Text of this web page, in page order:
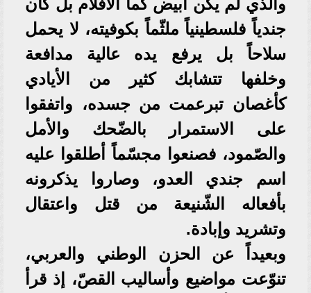
والذي لم يكن أبيض كما الأفلام بل كان
جندياً فلسطينياً ملثّماً بكوفيته، لا يحمل
سلاحاً بل يرفع يده عالية مدافعة
وخلفها تتشابك كثير من الأيادي
كأغصان تبرعمت من جسده، واتفقوا
على الاستمرار بالضّحك والأمل
والصّمود، فصنعوا مجسّماً أطلقوا عليه
اسم جندي العدو، وصاروا يذكرونه
بأفعاله الشّنيعة من قتل واعتقال
وتشريد وإبادة.
وبعيداً عن الحزن الوطني والعربي،
تنوّعت مواضيع وأساليب القصّ، إذ قرأ